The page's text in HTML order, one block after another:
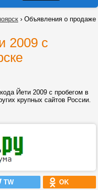
› Объявления о продаже
2009 с
Йети 2009 с пробегом в
крупных сайтов России.
TW OK